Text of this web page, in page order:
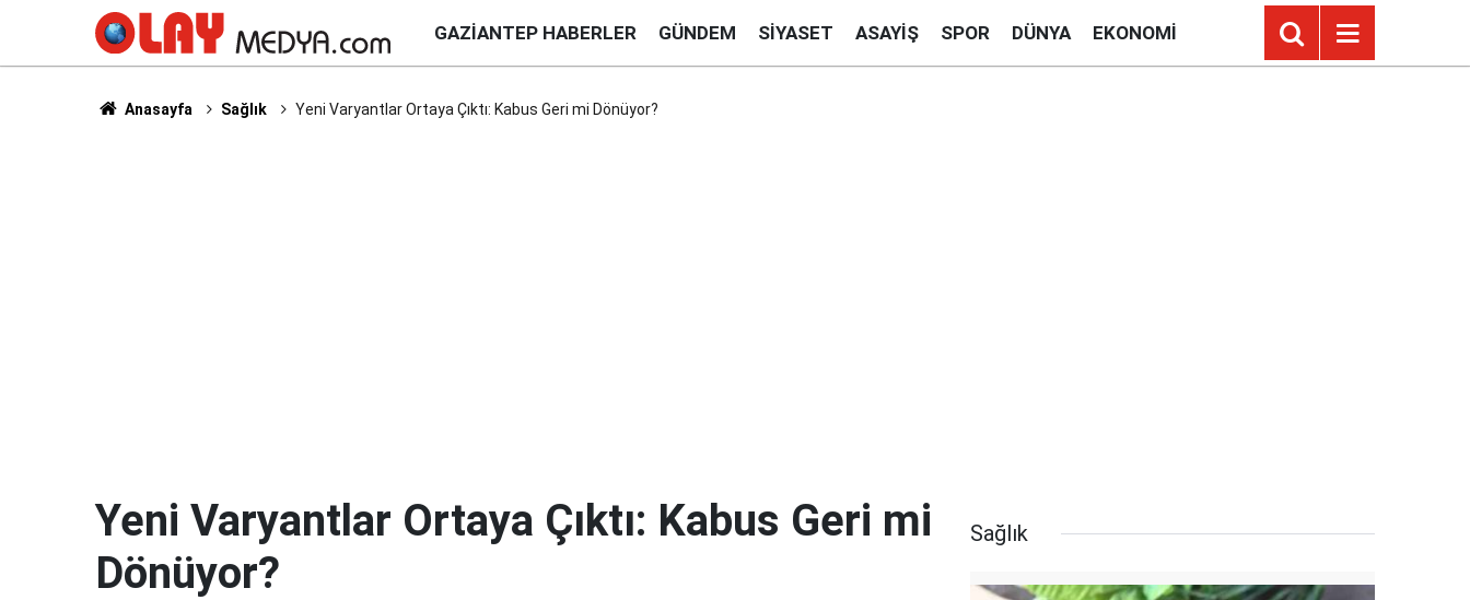
GAZIANTEP HABERLER GÜNDEM SIYASET ASAYIŞ SPOR DÜNYA EKONOMI
Anasayfa Sağlık Yeni Varyantlar Ortaya Çıktı: Kabus Geri mi Dönüyor?
Yeni Varyantlar Ortaya Çıktı: Kabus Geri mi
Dönüyor?
Sağlık